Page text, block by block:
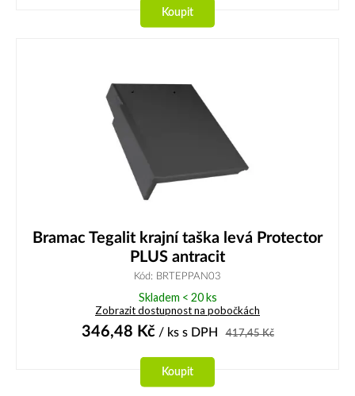
Koupit
Bramac Tegalit krajní taška levá Protector
PLUS antracit
Kód: BRTEPPAN03
Skladem < 20 ks
Zobrazit dostupnost na pobočkách
346,48 Kč/ ks s DPH 417,45Kč
Koupit